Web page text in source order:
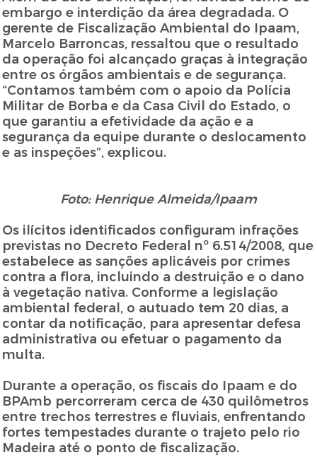
embargo e interdição da área degradada. O
gerente de Fiscalização Ambiental do Ipaam,
Marcelo Barroncas, ressaltou que o resultado
da operação foi alcançado graças à integração
entre os órgãos ambientais e de segurança.
“Contamos também com o apoio da Polícia
Militar de Borba e da Casa Civil do Estado, o
que garantiu a efetividade da ação e a
segurança da equipe durante o deslocamento
e as inspeções”, explicou.
Foto: Henrique Almeida/Ipaam
Os ilícitos identificados configuram infrações
previstas no Decreto Federal nº 6.514/2008, que
estabelece as sanções aplicáveis por crimes
contra a flora, incluindo a destruição e o dano
à vegetação nativa. Conforme a legislação
ambiental federal, o autuado tem 20 dias, a
contar da notificação, para apresentar defesa
administrativa ou efetuar o pagamento da
multa.
Durante a operação, os fiscais do Ipaam e do
BPAmb percorreram cerca de 430 quilômetros
entre trechos terrestres e fluviais, enfrentando
fortes tempestades durante o trajeto pelo rio
Madeira até o ponto de fiscalização.